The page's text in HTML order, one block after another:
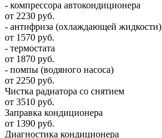
- компрессора автокондиционера
от 2230 руб.
- антифриза (охлаждающей жидкости)
от 1570 руб.
- термостата
от 1870 руб.
- помпы (водяного насоса)
от 2250 руб.
Чистка радиатора со снятием
от 3510 руб.
Заправка кондиционера
от 1390 руб.
Диагностика кондиционера